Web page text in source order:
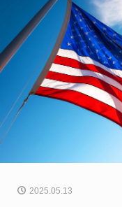
2025.05.13